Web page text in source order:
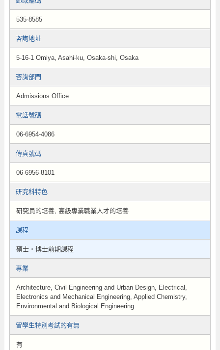
535-8585
咨詢地址
5-16-1 Omiya, Asahi-ku, Osaka-shi, Osaka
咨詢部門
Admissions Office
電話號碼
06-6954-4086
傳真號碼
06-6956-8101
研究科特色
研究員的培養, 高級專業職業人才的培養
課程
碩士・博士前期課程
專業
Architecture, Civil Engineering and Urban Design, Electrical,
Electronics and Mechanical Engineering, Applied Chemistry,
Environmental and Biological Engineering
留學生特別考試的有無
有